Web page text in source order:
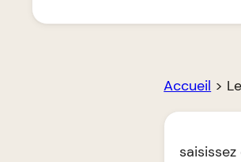
Accueil >